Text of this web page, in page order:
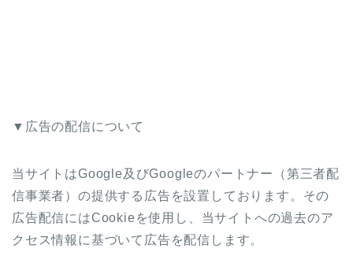
▼広告の配信について
当サイトはGoogle及びGoogleのパートナー（第三者配
信事業者）の提供する広告を設置しております。その
広告配信にはCookieを使用し、当サイトへの過去のア
クセス情報に基づいて広告を配信します。